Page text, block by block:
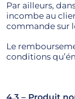
Par ailleurs,
incombe au
commande sur
Le
conditions
4.3 – Produit